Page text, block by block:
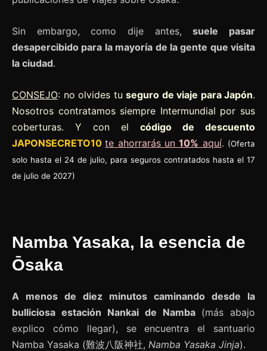
Sin embargo, como dije antes,suele pasar
desapercibido para la mayoría de la gente que visita
la ciudad.
CONSEJO: no olvides tu seguro de viaje para Japón.
Nosotros contratamos siempre Intermundial por sus
coberturas. Y con el código de descuento
JAPONSECRETO10 te ahorrarás un10% aquí. (Oferta
solo hasta el 24 de julio, para seguros contratados hasta el 17
de julio de 2027)
Namba Yasaka, la esencia de
Ōsaka
A menos de diez minutos caminando desde la
bulliciosa estación Nankai de Namba (más abajo
explico cómo llegar), se encuentra el santuario
Namba Yasaka (難波八阪神社, Namba Yasaka Jinja).